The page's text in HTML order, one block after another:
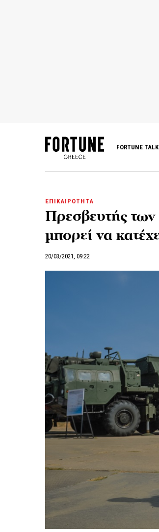
FORTUNE
ΕΠΙΚΑΙΡΟΤΗΤΑ
Πρεσβευτής
μπορεί να
20/03/2021, 09:22